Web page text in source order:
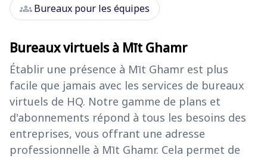
groupsBureaux pour les équipes
Bureaux virtuels à Mīt Ghamr
Établir une présence à Mīt Ghamr est plus
facile que jamais avec les services de bureaux
virtuels de HQ. Notre gamme de plans et
d'abonnements répond à tous les besoins des
entreprises, vous offrant une adresse
professionnelle à Mīt Ghamr. Cela permet de